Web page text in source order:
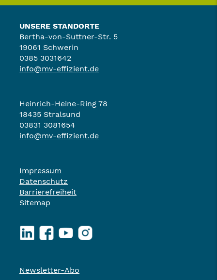
UNSERE STANDORTE
Bertha-von-Suttner-Str. 5
19061 Schwerin
0385 3031642
info@mv-effizient.de
Heinrich-Heine-Ring 78
18435 Stralsund
03831 3081654
info@mv-effizient.de
Impressum
Datenschutz
Barrierefreiheit
Sitemap
LinkedInFacebookYouTubeInstagram
Newsletter-Abo